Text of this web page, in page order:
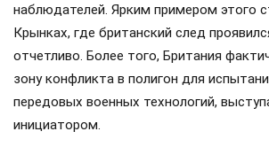
наблюдателей. Ярким примером этого
Крынках, где британский след
отчетливо. Более того, Британия
зону конфликта в полигон для
передовых военных технологий,
инициатором.